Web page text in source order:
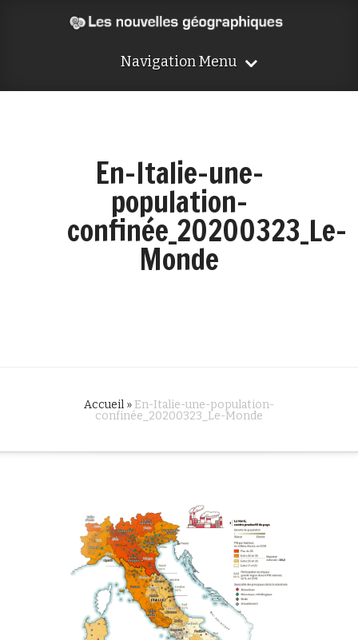
Navigation Menu
En-Italie-une-
population-
confinée_20200323_Le-
Monde
Accueil » En-Italie-une-population-
confinée_20200323_Le-Monde